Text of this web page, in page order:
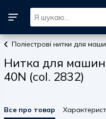
Поліестрові нитки для
Нитка для
40N (col. 2832)
Все про товар